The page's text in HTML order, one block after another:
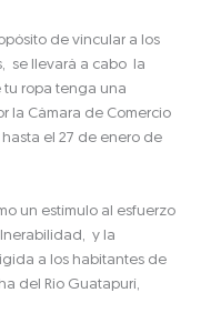
de vincular a los
se llevará a cabo la
tu ropa tenga una
la Cámara de Comercio
el 27 de enero de
un estímulo al esfuerzo
y la
a los habitantes de
del Rio Guatapurí,